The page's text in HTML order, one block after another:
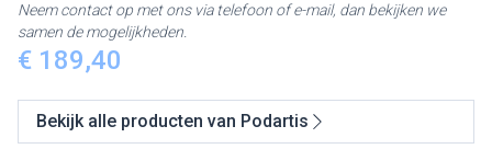
€ 189,40
Neem contact op met ons via telefoon of e-mail, dan bekijken we
samen de mogelijkheden.
Bekijk alle producten van Podartis